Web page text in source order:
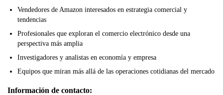
Vendedores de Amazon interesados en estrategia comercial y
tendencias
Profesionales que exploran el comercio electrónico desde una
perspectiva más amplia
Investigadores y analistas en economía y empresa
Equipos que miran más allá de las operaciones cotidianas del mercado
Información de contacto: